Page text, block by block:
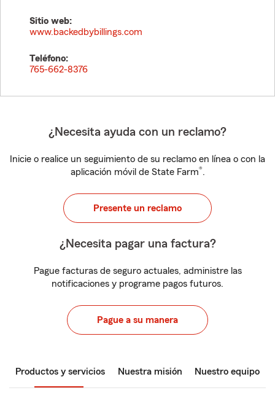
Sitio web:
www.backedbybillings.com
Teléfono:
765-662-8376
¿Necesita ayuda con un reclamo?
Inicie o realice un seguimiento de su reclamo en línea o con la
aplicación móvil de State Farm®.
Presente un reclamo
¿Necesita pagar una factura?
Pague facturas de seguro actuales, administre las
notificaciones y programe pagos futuros.
Pague a su manera
Productos y servicios Nuestra misión Nuestro equipo